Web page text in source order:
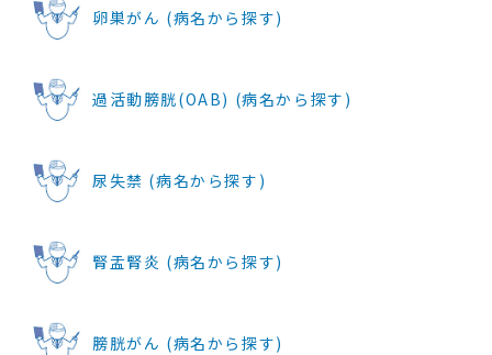
卵巣がん (病名から探す)
過活動膀胱(OAB) (病名から探す)
尿失禁 (病名から探す)
腎盂腎炎 (病名から探す)
膀胱がん (病名から探す)